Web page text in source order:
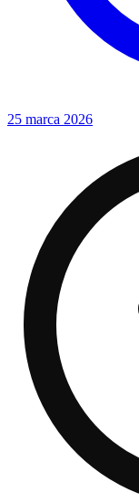
25 marca 2026